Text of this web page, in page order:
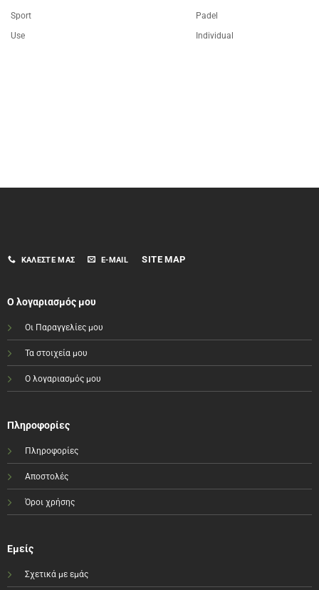
Sport
Padel
Use
Individual
ΚΑΛΈΣΤΕ ΜΑΣ E-MAIL SITE MAP
Ο λογαριασμός μου
Οι Παραγγελίες μου
Τα στοιχεία μου
Ο λογαριασμός μου
Πληροφορίες
Πληροφορίες
Αποστολές
Όροι χρήσης
Εμείς
Σχετικά με εμάς